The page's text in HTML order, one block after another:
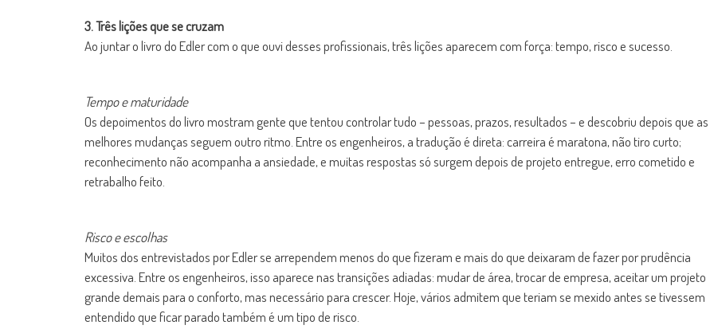
3. Três lições que se cruzam
Ao juntar o livro do Edler com o que ouvi desses profissionais, três lições aparecem com força: tempo, risco e sucesso.
Tempo e maturidade
Os depoimentos do livro mostram gente que tentou controlar tudo – pessoas, prazos, resultados – e descobriu depois que as
melhores mudanças seguem outro ritmo. Entre os engenheiros, a tradução é direta: carreira é maratona, não tiro curto;
reconhecimento não acompanha a ansiedade, e muitas respostas só surgem depois de projeto entregue, erro cometido e
retrabalho feito.
Risco e escolhas
Muitos dos entrevistados por Edler se arrependem menos do que fizeram e mais do que deixaram de fazer por prudência
excessiva. Entre os engenheiros, isso aparece nas transições adiadas: mudar de área, trocar de empresa, aceitar um projeto
grande demais para o conforto, mas necessário para crescer. Hoje, vários admitem que teriam se mexido antes se tivessem
entendido que ficar parado também é um tipo de risco.